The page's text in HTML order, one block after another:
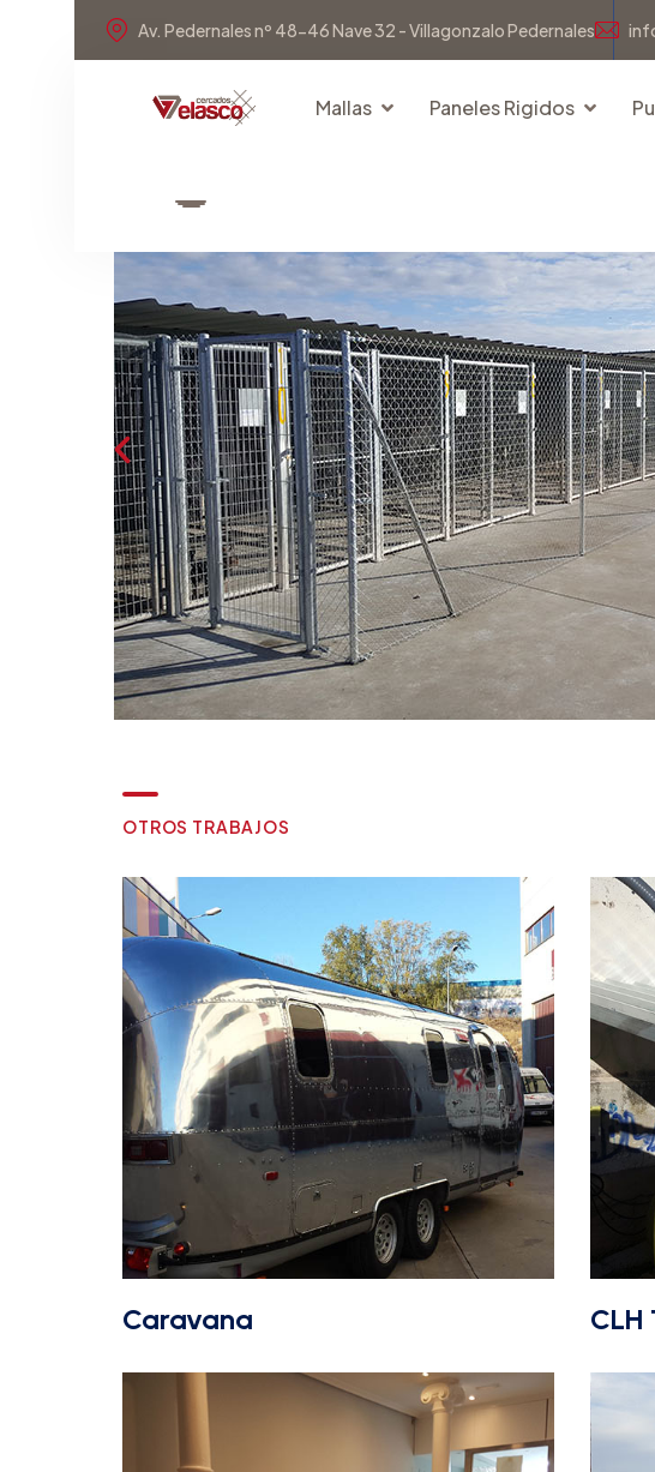
Av. Pedernales nº 48-46 Nave 32 - Villagonzalo Pedernales
Mallas Paneles Rigidos
OTROS TRABAJOS
Caravana CLH